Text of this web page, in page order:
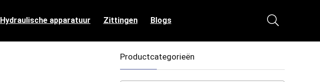
Hydraulische apparatuur Zittingen Blogs
Productcategorieën